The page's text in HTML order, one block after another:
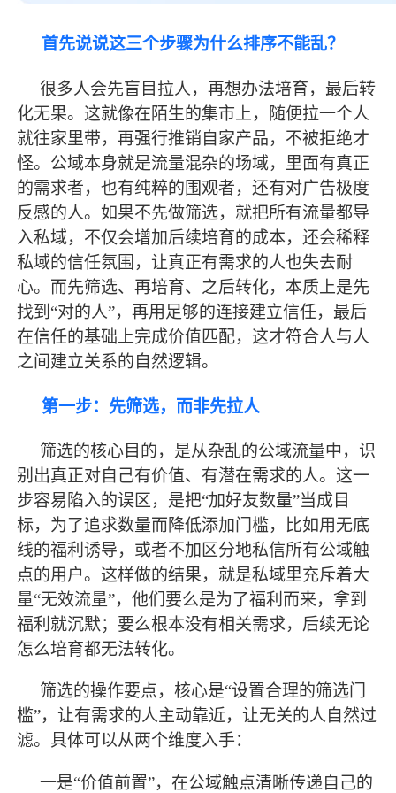
首先说说这三个步骤为什么排序不能乱？
很多人会先盲目拉人，再想办法培育， 最后转
化无果。这就像在陌生的集市上，随便拉一个人
就往家里带，再强行推销自家产品，不被拒绝才
怪。公域本身就是流量混杂的场域，里面有真正
的需求者，也有纯粹的围观者，还有对广告极度
反感的人。如果不先做筛选，就把所有流量都导
入私域，不仅会增加后续培育的成本，还会稀释
私域的信任氛围，让真正有需求的人也失去耐
心。而先筛选、再培育、之后转化，本质上是先
找到 “对的人”，再用足够的连接建立信任， 最后
在信任的基础上完成价值匹配，这才符合人与人
之间建立关系的自然逻辑。
第一步：先筛选，而非先拉人
筛选的核心目的，是从杂乱的公域流量中，识
别出真正对自己有价值、有潜在需求的人。这一
步容易陷入的误区，是把“加好友数量”当成目
标，为了追求数量而降低添加门槛，比如用无底
线的福利诱导，或者不加区分地私信所有公域触
点的用户。这样做的结果，就是私域里充斥着大
量“无效流量”，他们要么是为了福利而来，拿到
福利就沉默；要么根本没有相关需求，后续无论
怎么培育都无法转化。
筛选的操作要点，核心是“设置合理的筛选门
槛”，让有需求的人主动靠近，让无关的人自然过
滤。具体可以从两个维度入手：
一是“价值前置”，在公域触点清晰传递自己的